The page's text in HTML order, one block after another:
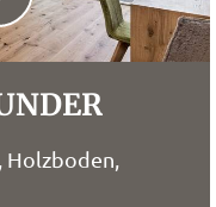
Holzboden,